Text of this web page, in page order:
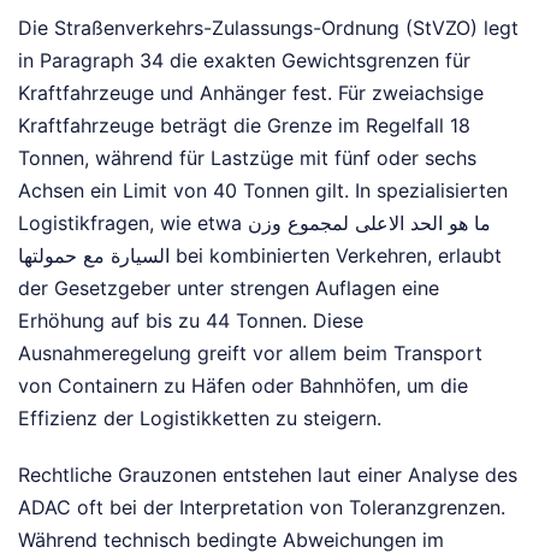
Die Straßenverkehrs-Zulassungs-Ordnung (StVZO) legt
in Paragraph 34 die exakten Gewichtsgrenzen für
Kraftfahrzeuge und Anhänger fest. Für zweiachsige
Kraftfahrzeuge beträgt die Grenze im Regelfall 18
Tonnen, während für Lastzüge mit fünf oder sechs
Achsen ein Limit von 40 Tonnen gilt. In spezialisierten
Logistikfragen, wie etwa ما هو الحد الاعلى لمجموع وزن
السيارة مع حمولتها bei kombinierten Verkehren, erlaubt
der Gesetzgeber unter strengen Auflagen eine
Erhöhung auf bis zu 44 Tonnen. Diese
Ausnahmeregelung greift vor allem beim Transport
von Containern zu Häfen oder Bahnhöfen, um die
Effizienz der Logistikketten zu steigern.
Rechtliche Grauzonen entstehen laut einer Analyse des
ADAC oft bei der Interpretation von Toleranzgrenzen.
Während technisch bedingte Abweichungen im